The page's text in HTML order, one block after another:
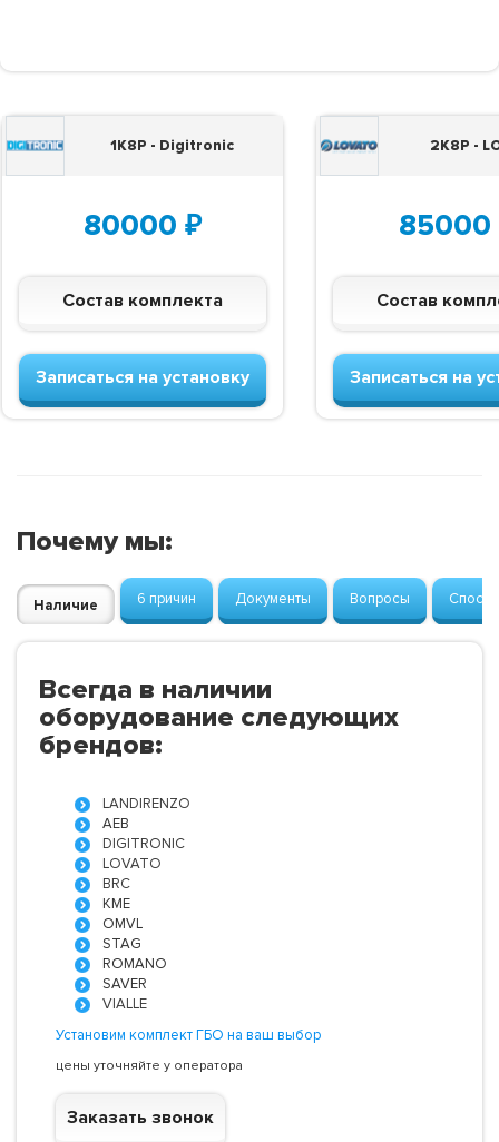
1K8P - Digitronic
80000 ₽
Состав комплекта
Записаться на установку
2K8P -
85000
Состав
Записаться на
Почему мы:
Наличие 6 причин Документы Вопросы
Всегда в наличии
оборудование следующих
брендов:
LANDIRENZO
AEB
DIGITRONIC
LOVATO
BRC
KME
OMVL
STAG
ROMANO
SAVER
VIALLE
Установим комплект ГБО на ваш выбор
цены уточняйте у оператора
Заказать звонок